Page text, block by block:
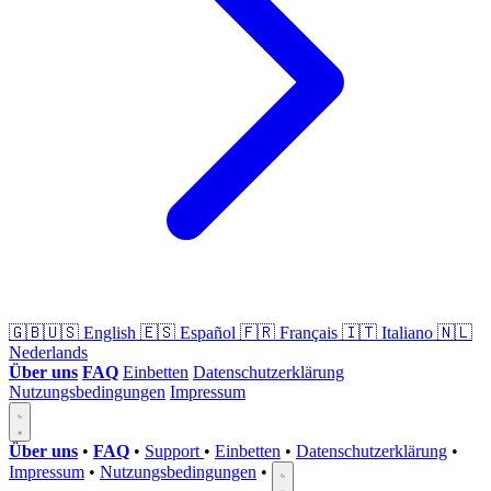
🇬🇧🇺🇸 English 🇪🇸 Español 🇫🇷 Français 🇮🇹 Italiano 🇳🇱
Nederlands
Über uns FAQ Einbetten Datenschutzerklärung
Nutzungsbedingungen Impressum
Über uns • FAQ • Support • Einbetten • Datenschutzerklärung •
Impressum • Nutzungsbedingungen •